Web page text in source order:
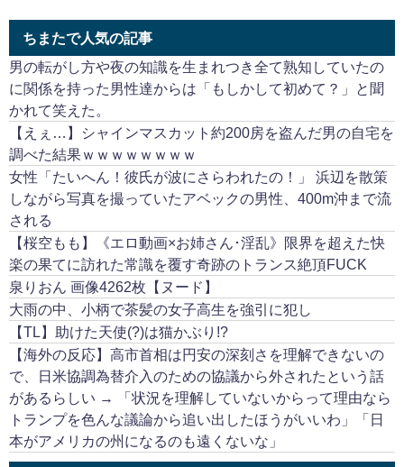
ちまたで人気の記事
男の転がし方や夜の知識を生まれつき全て熟知していたの
に関係を持った男性達からは「もしかして初めて？」と聞
かれて笑えた。
【えぇ…】シャインマスカット約200房を盗んだ男の自宅を
調べた結果ｗｗｗｗｗｗｗｗ
女性「たいへん！彼氏が波にさらわれたの！」 浜辺を散策
しながら写真を撮っていたアベックの男性、400m沖まで流
される
【桜空もも】《エロ動画×お姉さん･淫乱》限界を超えた快
楽の果てに訪れた常識を覆す奇跡のトランス絶頂FUCK
泉りおん 画像4262枚【ヌード】
大雨の中、小柄で茶髪の女子高生を強引に犯し
【TL】助けた天使(?)は猫かぶり!?
【海外の反応】高市首相は円安の深刻さを理解できないの
で、日米協調為替介入のための協議から外されたという話
があるらしい → 「状況を理解していないからって理由なら
トランプを色んな議論から追い出したほうがいいわ」「日
本がアメリカの州になるのも遠くないな」